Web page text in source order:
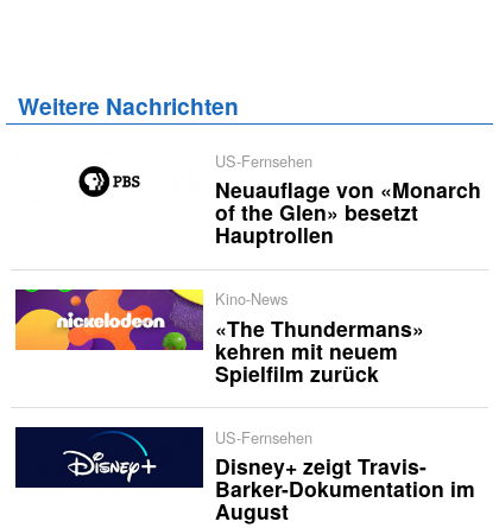
Weitere Nachrichten
US-Fernsehen
Neuauflage von «Monarch
of the Glen» besetzt
Hauptrollen
Kino-News
«The Thundermans»
kehren mit neuem
Spielfilm zurück
US-Fernsehen
Disney+ zeigt Travis-
Barker-Dokumentation im
August